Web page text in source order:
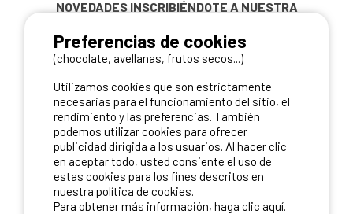
NOVEDADES INSCRIBIÉNDOTE A NUESTRA
ME INSCRIBO
NUESTROS PARTNERS
Preferencias de cookies
(chocolate, avellanas, frutos secos...)
Utilizamos cookies que son estrictamente
necesarias para el funcionamiento del sitio, el
rendimiento y las preferencias. También
podemos utilizar cookies para ofrecer
publicidad dirigida a los usuarios. Al hacer clic
en aceptar todo, usted consiente el uso de
estas cookies para los fines descritos en
nuestra política de cookies.
Para obtener más información, haga clic aquí.